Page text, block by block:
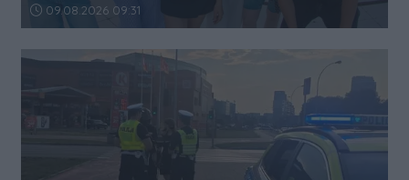
Data dodania artykułu:
09.08.2026 09:31